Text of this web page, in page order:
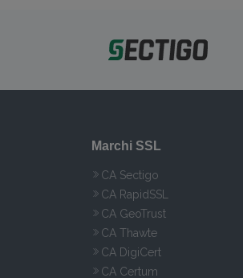
Marchi SSL
CA Sectigo
CA RapidSSL
CA GeoTrust
CA Thawte
CA DigiCert
CA Certum